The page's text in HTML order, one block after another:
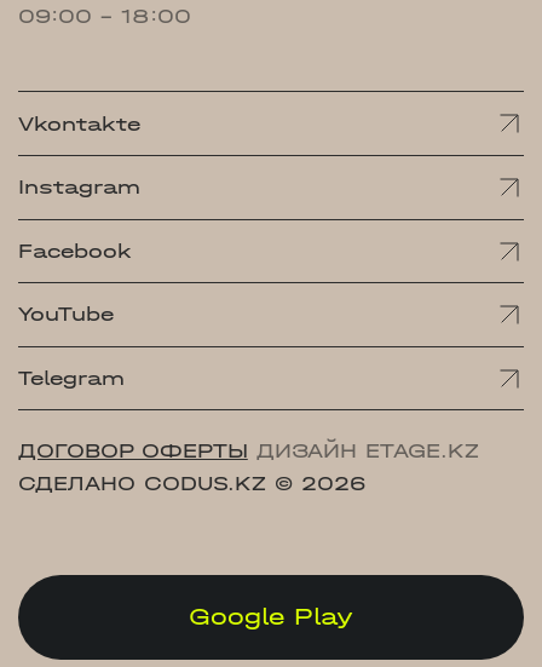
09:00 - 18:00
Vkontakte
Instagram
Facebook
YouTube
Telegram
ДОГОВОР ОФЕРТЫ ДИЗАЙН ETAGE.KZ
СДЕЛАНО CODUS.KZ © 2026
Google Play